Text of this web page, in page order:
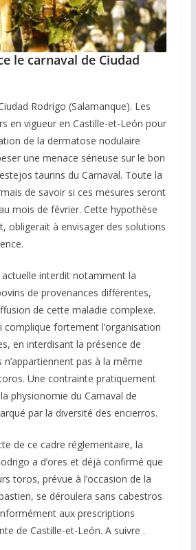
le carnaval de Ciudad
Rodrigo (Salamanque). Les
en vigueur en Castille-et-León pour
de la dermatose nodulaire
une menace sérieuse sur le bon
taurins du Carnaval. Toute la
de savoir si ces mesures seront
mois de février. Cette hypothèse
obligerait à envisager des solutions
interdit notamment la
de provenances différentes,
de cette maladie complexe.
complique fortement l’organisation
en interdisant la présence de
n’appartiennent pas à la même
Une contrainte pratiquement
physionomie du Carnaval de
par la diversité des encierros.
de ce cadre réglementaire, la
a d’ores et déjà confirmé que
toros, prévue à l’occasion de la
se déroulera sans cabestros
aux prescriptions
de Castille-et-León. A suivre .